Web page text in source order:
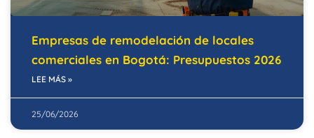
Empresas de remodelación de locales
comerciales en Bogotá: Presupuestos 2026
LEE MÁS »
25/06/2026